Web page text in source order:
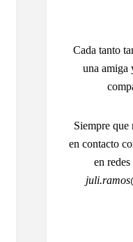
Cada tanto
una amiga
Siempre que
en contacto
en